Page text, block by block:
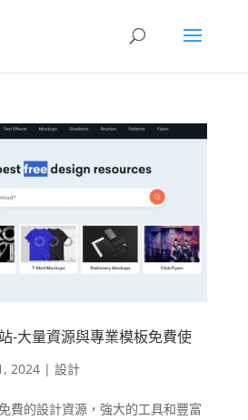
-大量資源與專業模板免費使
2024| 設計
費的設計資源，強大的工具和豐富